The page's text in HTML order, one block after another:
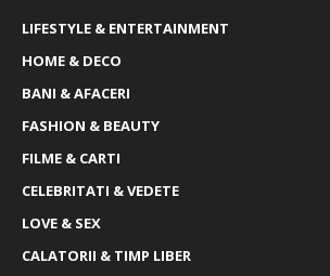
LIFESTYLE & ENTERTAINMENT
HOME & DECO
BANI & AFACERI
FASHION & BEAUTY
FILME & CARTI
CELEBRITATI & VEDETE
LOVE & SEX
CALATORII & TIMP LIBER